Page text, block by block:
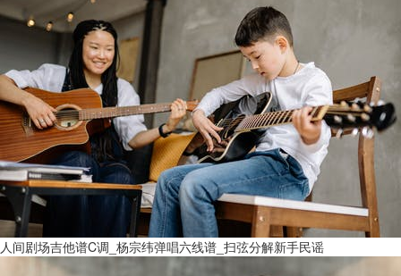
人间剧场吉他谱C调_杨宗纬弹唱六线谱_扫弦分解新手民谣